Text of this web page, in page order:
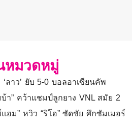
หมวดหมู่
‘ลาว’ ยับ 5-0 บอลอาเซียนคัพ
บ้า” คว้าแชมป์ลูกยาง VNL สมัย 2
แฮม” หวิว “ริโอ” ซัดชัย ศึกซัมเมอร์